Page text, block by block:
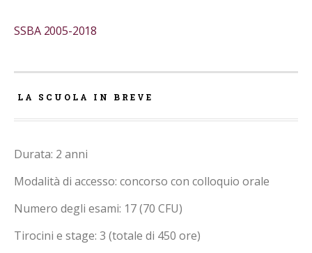
SSBA 2005-2018
LA SCUOLA IN BREVE
Durata: 2 anni
Modalità di accesso: concorso con colloquio orale
Numero degli esami: 17 (70 CFU)
Tirocini e stage: 3 (totale di 450 ore)